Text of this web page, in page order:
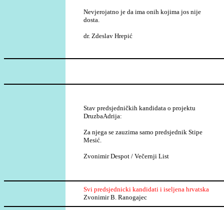
Nevjerojatno je da ima onih kojima jos nije
dosta.
dr. Zdeslav Hrepić
Stav predsjedničkih kandidata o projektu
DruzbaAdrija:
Za njega se zauzima samo predsjednik Stipe
Mesić.
Zvonimir Despot / Večernji List
Svi predsjednicki kandidati i iseljena hrvatska
Zvonimir B. Ranogajec